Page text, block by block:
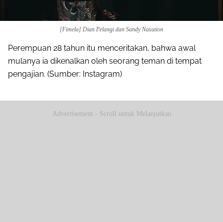
[Fimela] Dian Pelangi dan Sandy Nasution
Perempuan 28 tahun itu menceritakan, bahwa awal
mulanya ia dikenalkan oleh seorang teman di tempat
pengajian. (Sumber: Instagram)
Advertisement - Scroll untuk Melanjutkan